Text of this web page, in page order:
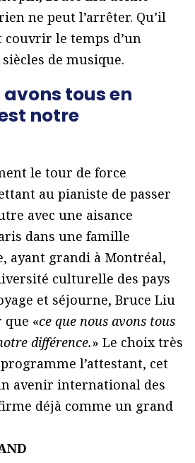
ne peut l’arrêter. Qu’il
le temps d’un
de musique.
avons tous en
notre
le tour de force
au pianiste de passer
avec une aisance
dans une famille
ayant grandi à Montréal,
culturelle des pays
et séjourne, Bruce Liu
«ce que nous avons tous
différence.» Le choix très
l’attestant, cet
avenir international des
déjà comme un grand